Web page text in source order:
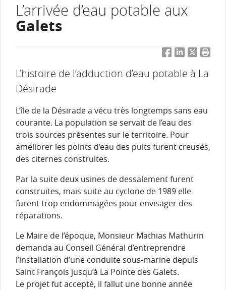
L’arrivée d’eau potable aux
Galets
FacebookLinkedIn
Twitter
L’histoire de l’adduction d’eau potable à La
Désirade
L’île de la Désirade a vécu très longtemps sans eau
courante. La population se servait de l’eau des
trois sources présentes sur le territoire. Pour
améliorer les points d’eau des puits furent creusés,
des citernes construites.
Par la suite deux usines de dessalement furent
construites, mais suite au cyclone de 1989 elle
furent trop endommagées pour envisager des
réparations.
Le Maire de l’époque, Monsieur Mathias Mathurin
demanda au Conseil Général d’entreprendre
l’installation d’une conduite sous-marine depuis
Saint François jusqu’à La Pointe des Galets.
Le projet fut accepté, il fallut une bonne année